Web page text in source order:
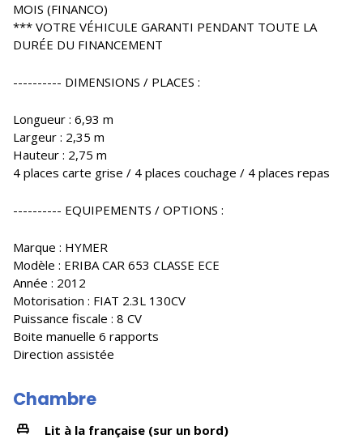
MOIS (FINANCO)
*** VOTRE VÉHICULE GARANTI PENDANT TOUTE LA
DURÉE DU FINANCEMENT
---------- DIMENSIONS / PLACES :
Longueur : 6,93 m
Largeur : 2,35 m
Hauteur : 2,75 m
4 places carte grise / 4 places couchage / 4 places repas
---------- EQUIPEMENTS / OPTIONS :
Marque : HYMER
Modèle : ERIBA CAR 653 CLASSE ECE
Année : 2012
Motorisation : FIAT 2.3L 130CV
Puissance fiscale : 8 CV
Boite manuelle 6 rapports
Direction assistée
Chambre
Lit à la française (sur un bord)